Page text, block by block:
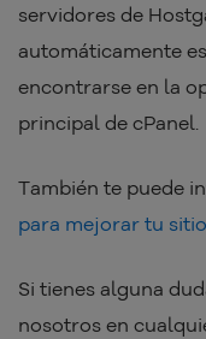
servidores de
automáticamente
encontrarse en la
principal de cPanel.
También te puede
para mejorar tu
Si tienes alguna
nosotros en